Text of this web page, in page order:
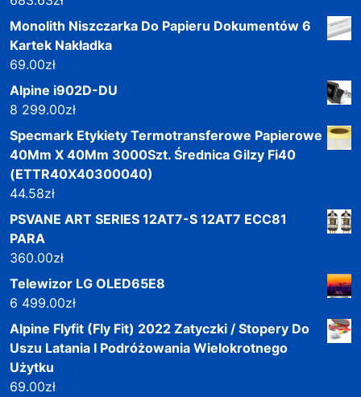
Monolith Niszczarka Do Papieru Dokumentów 6
Kartek Nakładka
69.00zł
Alpine i902D-DU
8 299.00zł
Specmark Etykiety Termotransferowe Papierowe
40Mm X 40Mm 3000Szt. Średnica Gilzy Fi40
(ETTR40X40300040)
44.58zł
PSVANE ART SERIES 12AT7-S 12AT7 ECC81
PARA
360.00zł
Telewizor LG OLED65E8
6 499.00zł
Alpine Flyfit (Fly Fit) 2022 Zatyczki / Stopery Do
Uszu Latania I Podróżowania Wielokrotnego
Użytku
69.00zł